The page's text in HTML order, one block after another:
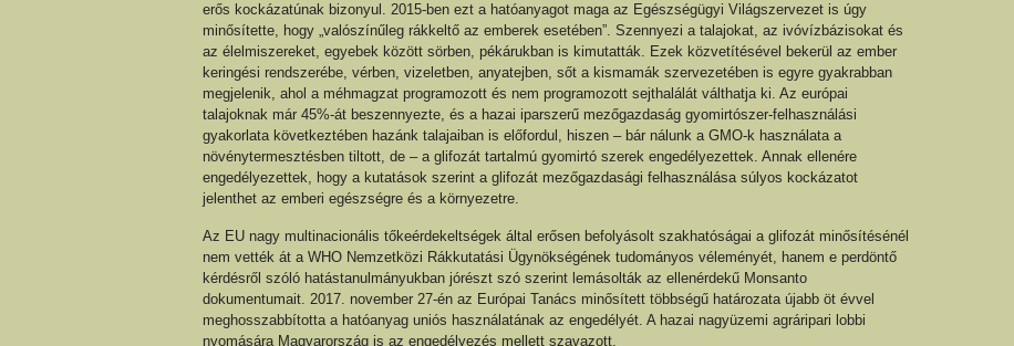
erős kockázatúnak bizonyul. 2015-ben ezt a hatóanyagot maga az Egészségügyi Világszervezet is úgy
minősítette, hogy „valószínűleg rákkeltő az emberek esetében”. Szennyezi a talajokat, az ivóvízbázisokat és
az élelmiszereket, egyebek között sörben, pékárukban is kimutatták. Ezek közvetítésével bekerül az ember
keringési rendszerébe, vérben, vizeletben, anyatejben, sőt a kismamák szervezetében is egyre gyakrabban
megjelenik, ahol a méhmagzat programozott és nem programozott sejthalálát válthatja ki. Az európai
talajoknak már 45%-át beszennyezte, és a hazai iparszerű mezőgazdaság gyomirtószer-felhasználási
gyakorlata következtében hazánk talajaiban is előfordul, hiszen – bár nálunk a GMO-k használata a
növénytermesztésben tiltott, de – a glifozát tartalmú gyomirtó szerek engedélyezettek. Annak ellenére
engedélyezettek, hogy a kutatások szerint a glifozát mezőgazdasági felhasználása súlyos kockázatot
jelenthet az emberi egészségre és a környezetre.
Az EU nagy multinacionális tőkeérdekeltségek által erősen befolyásolt szakhatóságai a glifozát minősítésénél
nem vették át a WHO Nemzetközi Rákkutatási Ügynökségének tudományos véleményét, hanem e perdöntő
kérdésről szóló hatástanulmányukban jórészt szó szerint lemásolták az ellenérdekű Monsanto
dokumentumait. 2017. november 27-én az Európai Tanács minősített többségű határozata újabb öt évvel
meghosszabbította a hatóanyag uniós használatának az engedélyét. A hazai nagyüzemi agráripari lobbi
nyomására Magyarország is az engedélyezés mellett szavazott.